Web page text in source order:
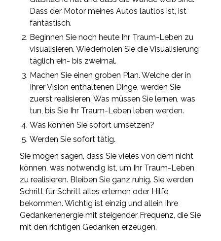
Dass der Motor meines Autos lautlos ist, ist
fantastisch.
Beginnen Sie noch heute Ihr Traum-Leben zu
visualisieren. Wiederholen Sie die Visualisierung
täglich ein- bis zweimal.
Machen Sie einen groben Plan. Welche der in
Ihrer Vision enthaltenen Dinge, werden Sie
zuerst realisieren. Was müssen Sie lernen, was
tun, bis Sie Ihr Traum-Leben leben werden.
Was können Sie sofort umsetzen?
Werden Sie sofort tätig.
Sie mögen sagen, dass Sie vieles von dem nicht
können, was notwendig ist, um Ihr Traum-Leben
zu realisieren. Bleiben Sie ganz ruhig. Sie werden
Schritt für Schritt alles erlernen oder Hilfe
bekommen. Wichtig ist einzig und allein Ihre
Gedankenenergie mit steigender Frequenz, die Sie
mit den richtigen Gedanken erzeugen.